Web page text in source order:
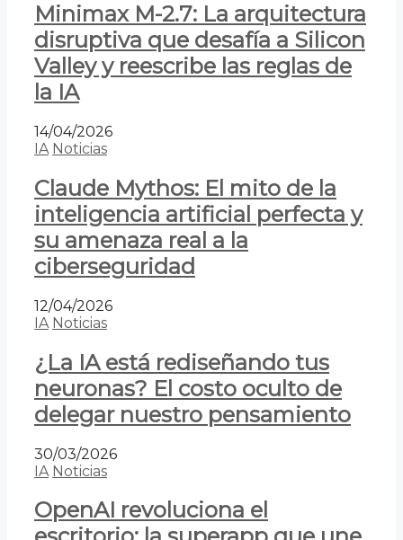
Minimax M-2.7: La arquitectura
disruptiva que desafía a Silicon
Valley y reescribe las reglas de
la IA
14/04/2026
IA Noticias
Claude Mythos: El mito de la
inteligencia artificial perfecta y
su amenaza real a la
ciberseguridad
12/04/2026
IA Noticias
¿La IA está rediseñando tus
neuronas? El costo oculto de
delegar nuestro pensamiento
30/03/2026
IA Noticias
OpenAI revoluciona el